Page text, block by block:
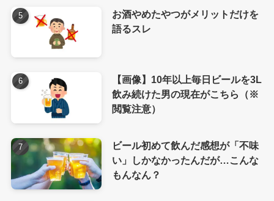
お酒やめたやつがメリットだけを
語るスレ
【画像】10年以上毎日ビールを3L
飲み続けた男の現在がこちら（※
閲覧注意）
ビール初めて飲んだ感想が「不味
い」しかなかったんだが…こんな
もんなん？